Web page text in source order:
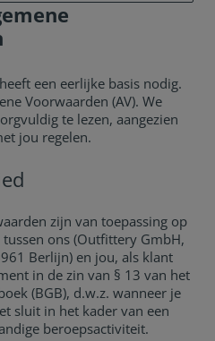
een eerlijke basis nodig.
Voorwaarden (AV). We
te lezen, aangezien
jou regelen.
zijn van toepassing op
ons (Outfittery GmbH,
Berlijn) en jou, als klant
in de zin van § 13 van het
(BGB), d.w.z. wanneer je
sluit in het kader van een
beroepsactiviteit.